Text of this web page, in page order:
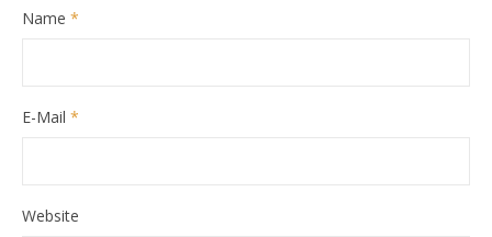
Name *
E-Mail *
Website